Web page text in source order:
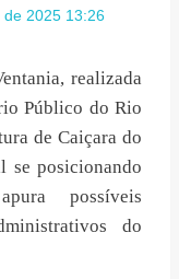
de 2025 13:26
realizada
Público do Rio
de Caiçara do
se posicionando
possíveis
do